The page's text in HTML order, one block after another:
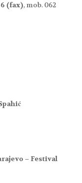
(fax), mob. 062
– Festival